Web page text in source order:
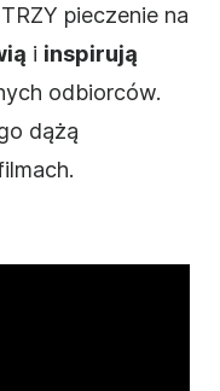
pieczenie na
i inspirują
odbiorców.
dążą